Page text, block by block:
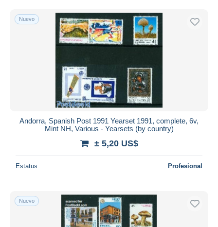
Sólo con descuento
Envío gratis
Métodos de pago
Transferencia bancaria
Visa
Mastercard
Bancontact
iDeal
Maestro
Residencia del vendedor
Nuevo
Andorra, Spanish Post 1991 Yearset 1991, complete, 6v,
Mint NH, Various - Yearsets (by country)
± 5,20 US$
Estatus Profesional
Nuevo